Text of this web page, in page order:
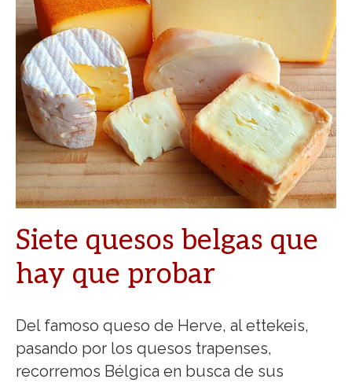
Siete quesos belgas que
hay que probar
Del famoso queso de Herve, al ettekeis,
pasando por los quesos trapenses,
recorremos Bélgica en busca de sus